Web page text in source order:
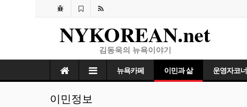
NYKOREAN.net
김동욱의 뉴욕이야기
뉴욕카페 이민과 삶 운영자코너
이민정보